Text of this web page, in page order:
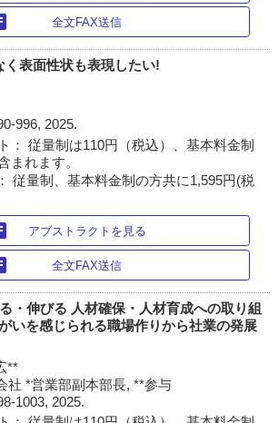
全文FAX送信
く表面性状も表現したい!
996, 2025.
： 従量制は110円（税込）、基本料金制
まれます。
従量制、基本料金制の方共に1,595円(税
アブストラクトを見る
全文FAX送信
・伸びる 人材確保・人材育成への取り組
いを感じられる職場作りから社業の発展
**
社 *営業部副本部長, **参与
1003, 2025.